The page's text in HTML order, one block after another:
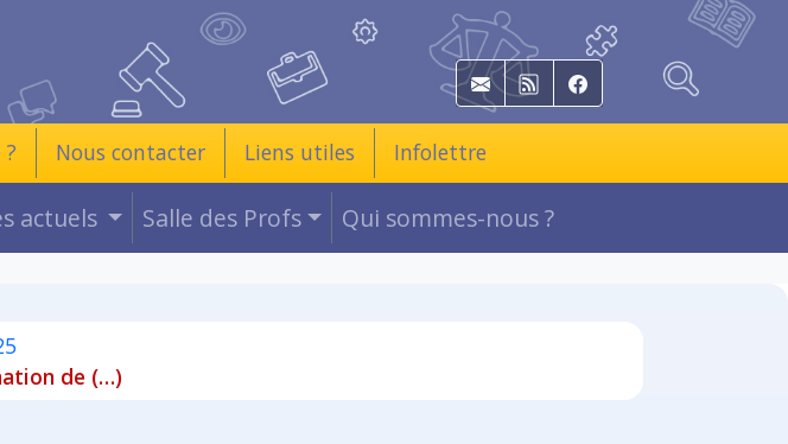
E-mail RSS Facebook
Nous contacter Liens utiles Infolettre
actuels Salle des Profs Qui sommes-nous ?
de (…)